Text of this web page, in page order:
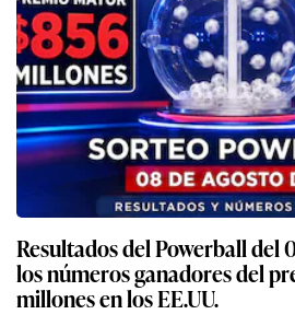
Resultados del Powerball del
los números ganadores del
millones en los EE.UU.